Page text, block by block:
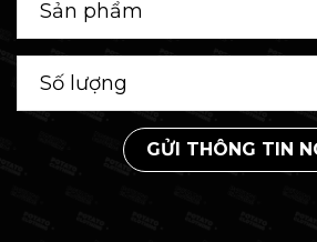
GỬI THÔNG TIN